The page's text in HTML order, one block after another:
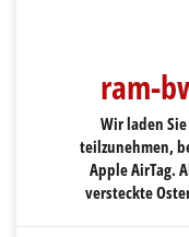
ram-
Wir laden
teilzunehmen,
Apple AirTag.
versteckte